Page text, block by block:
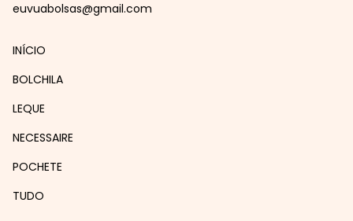
euvuabolsas@gmail.com
INÍCIO
BOLCHILA
LEQUE
NECESSAIRE
POCHETE
TUDO